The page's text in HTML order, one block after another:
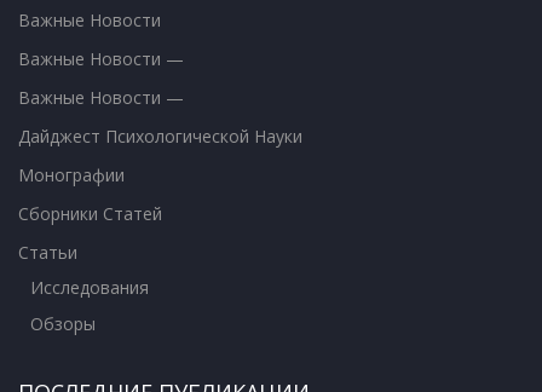
Важные Новости
Важные Новости —
Важные Новости —
Дайджест Психологической Науки
Монографии
Сборники Статей
Статьи
Исследования
Обзоры